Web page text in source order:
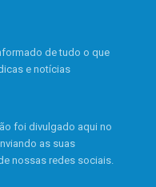
de tudo o que
e notícias
foi divulgado aqui no
as suas
nossas redes sociais.